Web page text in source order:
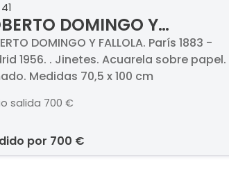
DOMINGO Y
- Jinetes
DOMINGO Y FALLOLA. París 1883 -
1956. . Jinetes. Acuarela sobre papel.
Medidas 70,5 x 100 cm
salida 700 €
por 700 €